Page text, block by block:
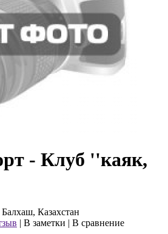
- Клуб ''каяк,
Казахстан
| В заметки | В сравнение